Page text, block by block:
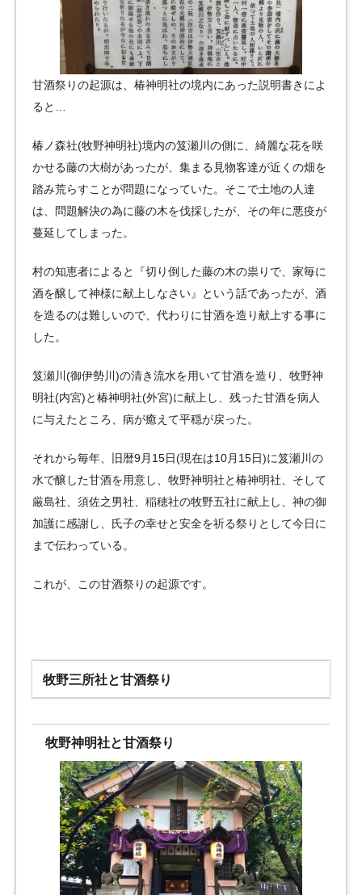
甘酒祭りの起源は、椿神明社の境内にあった説明書きによ
ると…
椿ノ森社(牧野神明社)境内の笈瀬川の側に、綺麗な花を咲
かせる藤の大樹があったが、集まる見物客達が近くの畑を
踏み荒らすことが問題になっていた。そこで土地の人達
は、問題解決の為に藤の木を伐採したが、その年に悪疫が
蔓延してしまった。
村の知恵者によると『切り倒した藤の木の祟りで、家毎に
酒を醸して神様に献上しなさい』という話であったが、酒
を造るのは難しいので、代わりに甘酒を造り献上する事に
した。
笈瀬川(御伊勢川)の清き流水を用いて甘酒を造り、牧野神
明社(内宮)と椿神明社(外宮)に献上し、残った甘酒を病人
に与えたところ、病が癒えて平穏が戻った。
それから毎年、旧暦9月15日(現在は10月15日)に笈瀬川の
水で醸した甘酒を用意し、牧野神明社と椿神明社、そして
厳島社、須佐之男社、稲穂社の牧野五社に献上し、神の御
加護に感謝し、氏子の幸せと安全を祈る祭りとして今日に
まで伝わっている。
これが、この甘酒祭りの起源です。
牧野三所社と甘酒祭り
牧野神明社と甘酒祭り